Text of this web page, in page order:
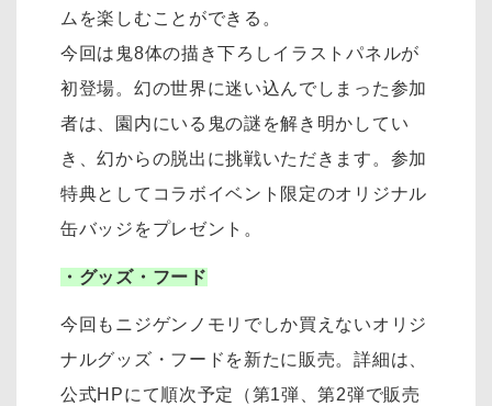
ムを楽しむことができる。
今回は鬼8体の描き下ろしイラストパネルが
初登場。幻の世界に迷い込んでしまった参加
者は、園内にいる鬼の謎を解き明かしてい
き、幻からの脱出に挑戦いただきます。参加
特典としてコラボイベント限定のオリジナル
缶バッジをプレゼント。
・グッズ・フード
今回もニジゲンノモリでしか買えないオリジ
ナルグッズ・フードを新たに販売。詳細は、
公式HPにて順次予定（第1弾、第2弾で販売